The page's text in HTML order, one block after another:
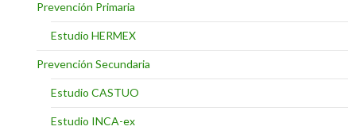
Prevención Primaria
Estudio HERMEX
Prevención Secundaria
Estudio CASTUO
Estudio INCA-ex